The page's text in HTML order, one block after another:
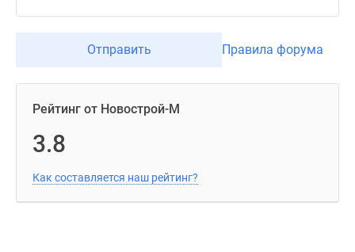
Отправить Правила форума
Рейтинг от Новострой-М
3.8
Как составляется наш рейтинг?